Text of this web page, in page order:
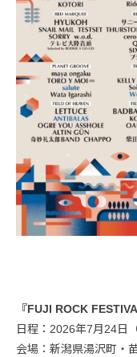
『FUJI ROCK
日程：2026年7月24日
会場：新潟県湯沢町・